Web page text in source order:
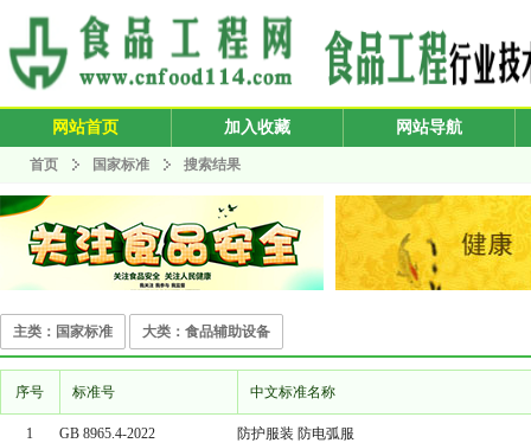
网站首页 加入收藏 网站导航
首页 国家标准 搜索结果
主类：国家标准 大类：食品辅助设备
序号 标准号 中文标准名称
1 GB 8965.4-2022 防护服装 防电弧服